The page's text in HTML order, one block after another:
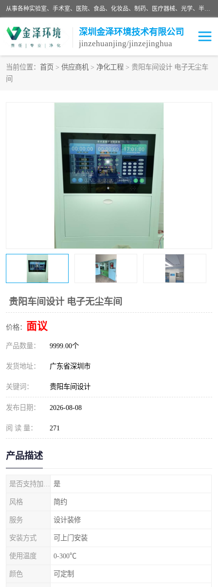
从事各种实验室、手术室、医院、食品、化妆品、制药、医疗器械、光学、半导体、精密电子等无尘车间行业的洁净车间装修设计、净化设备、恒温恒湿空调的设计制作与安装、净化系统工程项目施工及其技术支持服务。
深圳金泽环境技术有限公司
jinzehuanjing/jinzejinghua
当前位置： 首页 > 供应商机 > 净化工程 > 贵阳车间设计 电子无尘车
间
贵阳车间设计 电子无尘车间
价格： 面议
产品数量： 9999.00个
发货地址： 广东省深圳市
关键词： 贵阳车间设计
发布日期： 2026-08-08
阅 读 量： 271
产品描述
是
风格 简约
服务 设计装修
安装方式 可上门安装
使用温度 0-300℃
颜色 可定制
GMP车间净化
医药车间净化 生命工程
食品饮料
光电车间
百级